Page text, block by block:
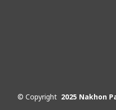
© Copyright 2025 Nakhon